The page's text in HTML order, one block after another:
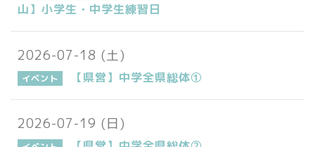
山】小学生・中学生練習日
2026-07-18 (土)
イベント 【県営】中学全県総体①
2026-07-19 (日)